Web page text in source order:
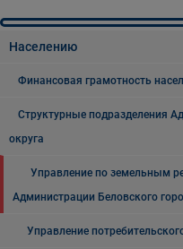
Населению
Финансовая грамотность
Структурные подразделения
округа
Управление по земельным
Администрации Беловского
Управление